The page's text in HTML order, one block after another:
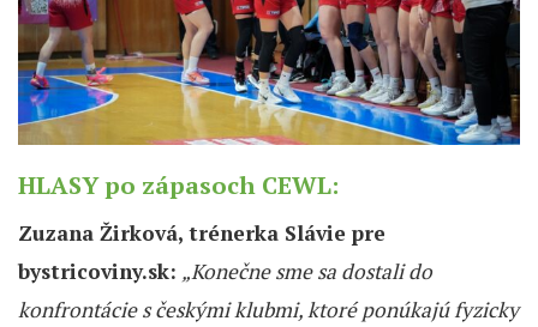
HLASY po zápasoch CEWL:
Zuzana Žirková, trénerka Slávie pre
bystricoviny.sk: „Konečne sme sa dostali do
konfrontácie s českými klubmi, ktoré ponúkajú fyzicky